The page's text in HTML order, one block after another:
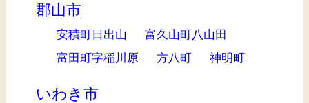
郡山市
安積町日出山
富久山町八山田
富田町字稲川原
方八町 神明町
いわき市